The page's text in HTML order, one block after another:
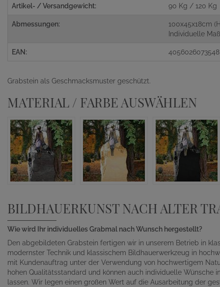
Artikel- / Versandgewicht: 90 Kg / 120 Kg
Abmessungen:
100x45x18cm
Individuelle
EAN: 4056026073548
Grabstein als Geschmacksmuster geschützt.
MATERIAL / FARBE AUSWÄHLEN
BILDHAUERKUNST NACH ALTER
Wie wird Ihr individuelles Grabmal nach Wunsch hergestellt?
Den abgebildeten Grabstein fertigen wir in unserem Betrieb in
modernster Technik und klassischem Bildhauerwerkzeug in
mit Kundenauftrag unter der Verwendung von hochwertigem
hohen Qualitätsstandard und können auch individuelle Wünsche
lassen. Wir legen einen großen Wert auf die Ausarbeitung der